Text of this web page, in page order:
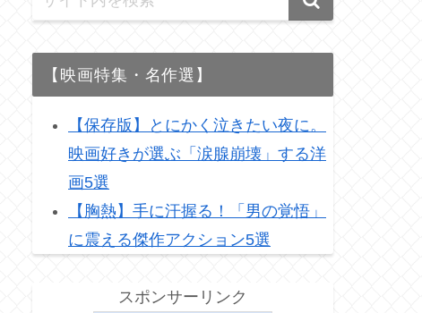
に逢えたら Mixed
Nuts 1994
ァーストーン
Silverstone
【映画特集・名作選】
【保存版】とにかく泣きたい夜に。
映画好きが選ぶ「涙腺崩壊」する洋
画5選
【胸熱】手に汗握る！「男の覚悟」
に震える傑作アクション5選
スポンサーリンク